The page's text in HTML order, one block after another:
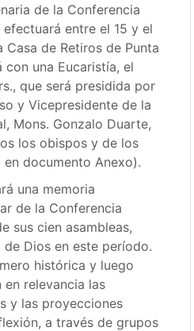
de la Conferencia
entre el 15 y el
Casa de Retiros de Punta
con una Eucaristía, el
que será presidida por
y Vicepresidente de la
Mons. Gonzalo Duarte,
los obispos y de los
documento Anexo).
una memoria
de la Conferencia
sus cien asambleas,
Dios en este período.
histórica y luego
relevancia las
y las proyecciones
a través de grupos